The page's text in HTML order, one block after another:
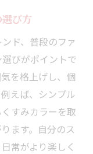
び方
ド、普段のファ
びがポイントで
を格上げし、個
えば、シンプル
すみカラーを取
ます。自分のス
常がより楽しく